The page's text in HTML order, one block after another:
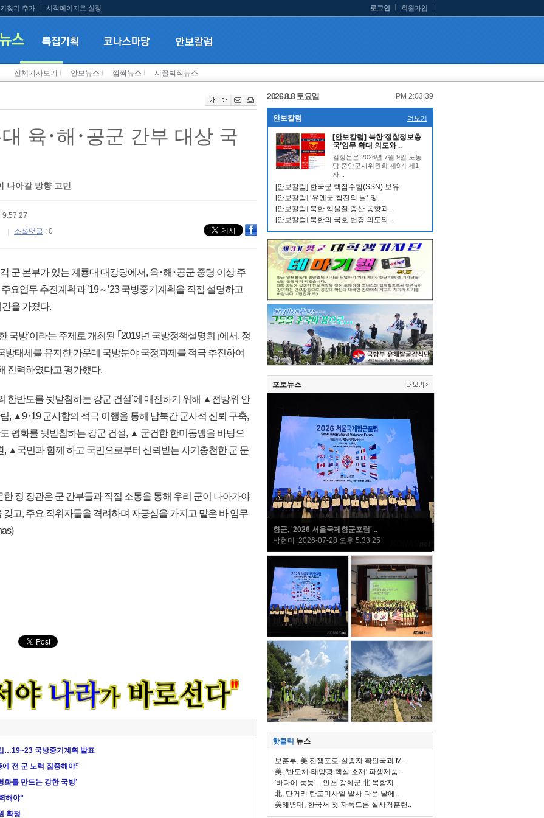
찾기 추가 시작페이지로 설정 로그인 회원가입
전체기사보기 안보뉴스 깜짝뉴스 시끌벅적뉴스
육･해･공군 간부 대상 국
나아갈 방향 고민
9:57:27
소셜댓글 : 0
군 본부가 있는 계룡대 대강당에서, 육･해･공군 중령 이상 주
요업무 추진계획과 ’19～’23 국방중기계획을 직접 설명하고
을 가졌다.
국방’이라는 주제로 개최된 ｢2019년 국방정책설명회｣에서, 정
방태세를 유지한 가운데 국방분야 국정과제를 적극 추진하여
진력하였다고 평가했다.
한반도를 뒷받침하는 강군 건설’에 매진하기 위해 ▲전방위 안
, ▲9･19 군사합의 적극 이행을 통해 남북간 군사적 신뢰 구축,
평화를 뒷받침하는 강군 건설, ▲ 굳건한 한미동맹을 바탕으
, ▲국민과 함께 하고 국민으로부터 신뢰받는 사기충천한 군 문
정 장관은 군 간부들과 직접 소통을 통해 우리 군이 나아가야
고, 주요 직위자들을 격려하며 자긍심을 가지고 맡은 바 임무
…19~23 국방중기계획 발표
전 군 노력 집중해야”
화를 만드는 강한 국방’
해야”
확정
2026.8.8 토요일 PM 2:03:39
안보칼럼 더보기
[안보칼럼] 북한‘정찰정보총
국’임무 확대 의도와 ..
김정은은 2026년 7월 9일 노동
당 중앙군사위원회 제9기 제1
차 ..
[안보칼럼] 한국군 핵잠수함(SSN) 보유..
[안보칼럼] ‘유엔군 참전의 날’ 및 ..
[안보칼럼] 북한 핵물질 증산 동향과 ..
[안보칼럼] 북한의 국호 변경 의도와 ..
포토뉴스
향군, '2026 서울국제향군포럼' ..
박현미 2026-07-28 오후 5:33:25
핫클릭 뉴스
보훈부, 美 전쟁포로·실종자 확인국과 M..
美, '반도체·태양광 핵심 소재' 파생제품..
'바다에 둥둥'…인천 강화군 北 목함지..
北, 단거리 탄도미사일 발사 다음 날에..
美해병대, 한국서 첫 자폭드론 실사격훈련..